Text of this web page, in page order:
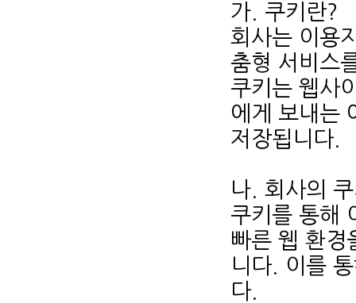
가. 쿠키란?
회사는 이용
춤형 서비스
쿠키는 웹사
에게 보내는
저장됩니다.
나. 회사의
쿠키를 통해
빠른 웹 환경
니다. 이를
다.